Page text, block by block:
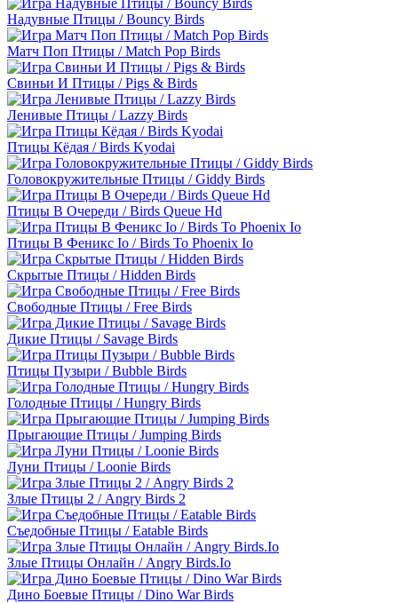
Надувные Птицы / Bouncy Birds
Матч Поп Птицы / Match Pop Birds
Свиньи И Птицы / Pigs & Birds
Ленивые Птицы / Lazzy Birds
Птицы Кёдая / Birds Kyodai
Головокружительные Птицы / Giddy Birds
Птицы В Очереди / Birds Queue Hd
Птицы В Феникс Io / Birds To Phoenix Io
Скрытые Птицы / Hidden Birds
Свободные Птицы / Free Birds
Дикие Птицы / Savage Birds
Птицы Пузыри / Bubble Birds
Голодные Птицы / Hungry Birds
Прыгающие Птицы / Jumping Birds
Луни Птицы / Loonie Birds
Злые Птицы 2 / Angry Birds 2
Съедобные Птицы / Eatable Birds
Злые Птицы Онлайн / Angry Birds.Io
Дино Боевые Птицы / Dino War Birds